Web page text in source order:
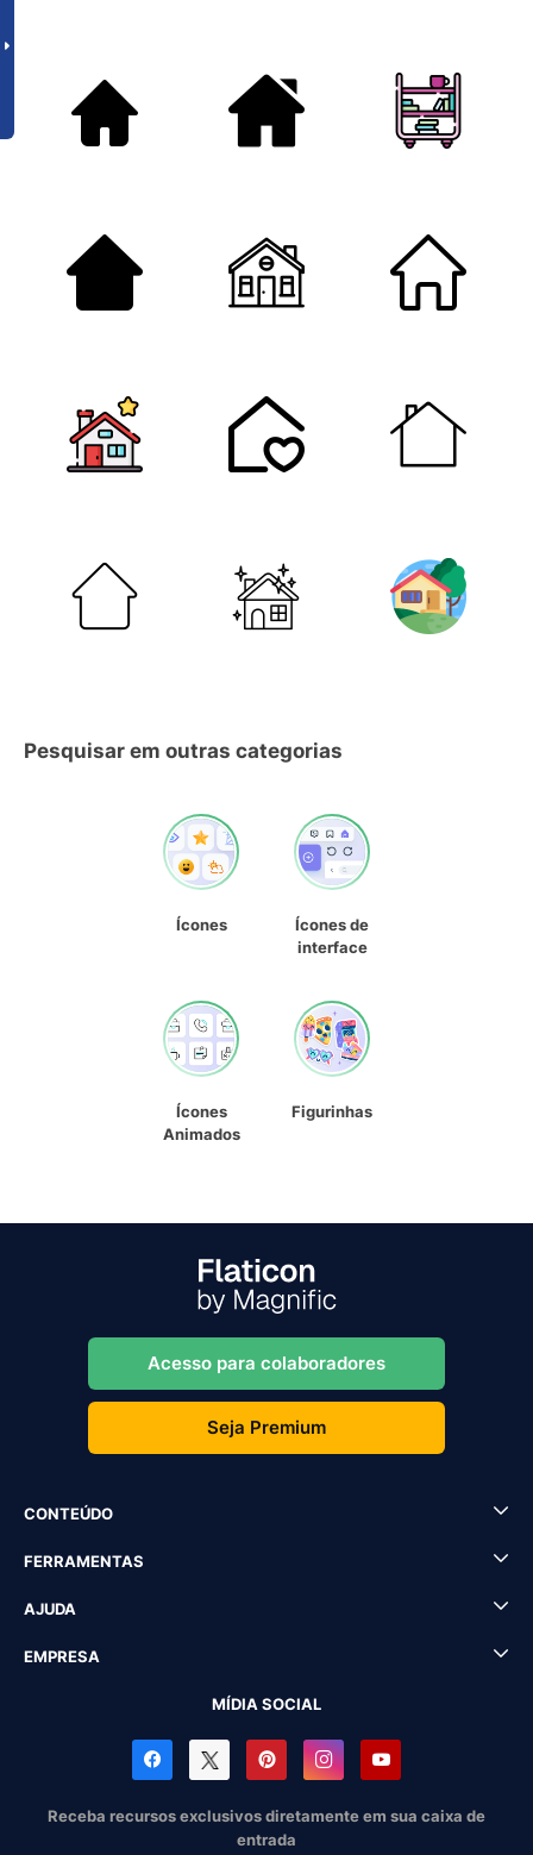
Pesquisar em outras categorias
Ícones
Ícones de
interface
Ícones
Animados
Figurinhas
Acesso para colaboradores
Seja Premium
CONTEÚDO
FERRAMENTAS
AJUDA
EMPRESA
MÍDIA SOCIAL
Receba recursos exclusivos diretamente em sua caixa de
entrada